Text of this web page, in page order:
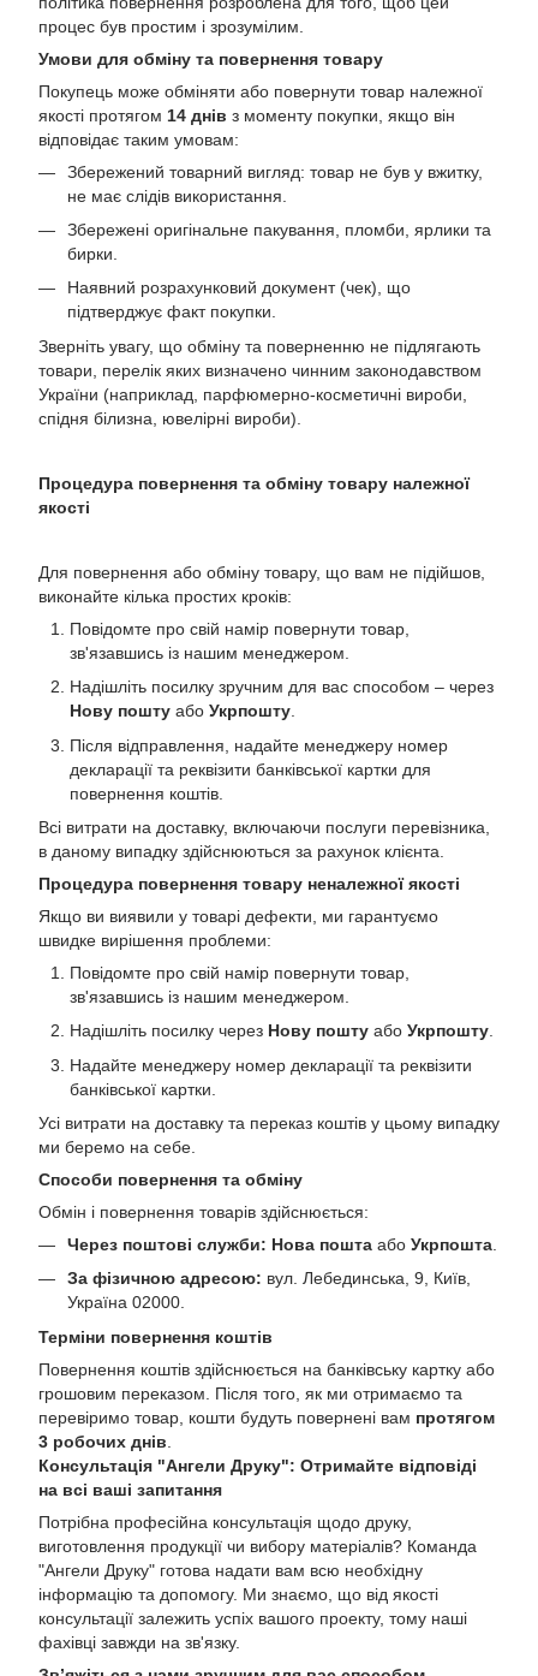
процес був простим і зрозумілим.
Умови для обміну та повернення товару
Покупець може обміняти або повернути товар належної
якості протягом 14 днів з моменту покупки, якщо він
відповідає таким умовам:
Збережений товарний вигляд: товар не був у вжитку,
не має слідів використання.
Збережені оригінальне пакування, пломби, ярлики та
бирки.
Наявний розрахунковий документ (чек), що
підтверджує факт покупки.
Зверніть увагу, що обміну та поверненню не підлягають
товари, перелік яких визначено чинним законодавством
України (наприклад, парфюмерно-косметичні вироби,
спідня білизна, ювелірні вироби).
Процедура повернення та обміну товару належної
якості
Для повернення або обміну товару, що вам не підійшов,
виконайте кілька простих кроків:
Повідомте про свій намір повернути товар,
зв'язавшись із нашим менеджером.
Надішліть посилку зручним для вас способом – через
Нову пошту або Укрпошту
Після відправлення, надайте менеджеру номер
декларації та реквізити банківської картки для
повернення коштів.
Всі витрати на доставку, включаючи послуги перевізника,
в даному випадку здійснюються за рахунок клієнта.
Процедура повернення товару неналежної якості
Якщо ви виявили у товарі дефекти, ми гарантуємо
швидке вирішення проблеми:
Повідомте про свій намір повернути товар,
зв'язавшись із нашим менеджером.
Надішліть посилку через Нову пошту або Укрпошту.
Надайте менеджеру номер декларації та реквізити
банківської картки.
Усі витрати на доставку та переказ коштів у цьому випадку
ми беремо на себе.
Способи повернення та обміну
Обмін і повернення товарів здійснюється:
Через поштові служби: Нова пошта або Укрпошта
За фізичною адресою: вул. Лебединська, 9, Київ,
Україна 02000.
Терміни повернення коштів
Повернення коштів здійснюється на банківську картку або
грошовим переказом. Після того, як ми отримаємо та
перевіримо товар, кошти будуть повернені вам протягом
3 робочих днів
Консультація "Ангели Друку": Отримайте відповіді
на всі ваші запитання
Потрібна професійна консультація щодо друку,
виготовлення продукції чи вибору матеріалів? Команда
"Ангели Друку" готова надати вам всю необхідну
інформацію та допомогу. Ми знаємо, що від якості
консультації залежить успіх вашого проекту, тому наші
фахівці завжди на зв'язку.